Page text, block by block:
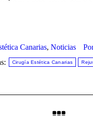
Canarias, Noticias
Cirugía Estética Canarias